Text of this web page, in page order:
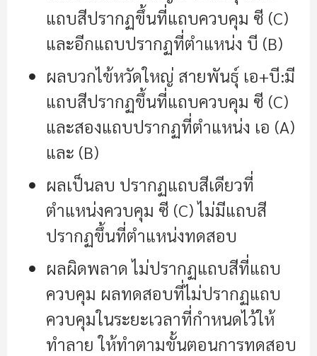
แถบสีปรากฏขึ้นที่แถบควบคุม ซี (C)
และอีกแถบปรากฏที่ตำแหน่ง บี (B)
ผลบวกไข้หวัดใหญ่ สายพันธุ์ เอ+บี:มี
แถบสีปรากฏขึ้นที่แถบควบคุม ซี (C)
และสองแถบปรากฏที่ตำแหน่ง เอ (A)
และ (B)
ผลเป็นลบ ปรากฏแถบสีเดียวที่
ตำแหน่งควบคุม ซี (C) ไม่มีแถบสี
ปรากฏขึ้นที่ตำแหน่งทดสอบ
ผลผิดพลาด ไม่ปรากฏแถบสีที่แถบ
ควบคุม ผลทดสอบที่ไม่ปรากฏแถบ
ควบคุมในระยะเวลาที่กำหนดไว้ให้
ทำลาย ให้ทำตามขั้นตอนการทดสอบ